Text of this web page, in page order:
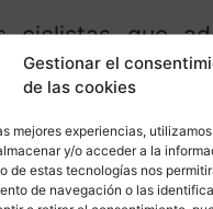
Gestionar el
de las cookies
mejores experiencias,
y/o acceder a la
de estas tecnologías nos
de navegación o las
ciclistas que
distancias y
alta, las
son perfectas.
y están